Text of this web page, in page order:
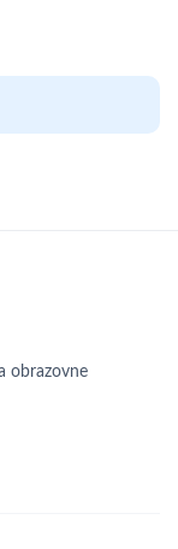
obrazovne